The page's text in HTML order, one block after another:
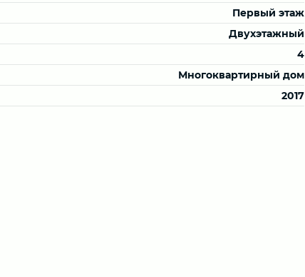
Первый этаж
Двухэтажный
4
Многоквартирный дом
2017